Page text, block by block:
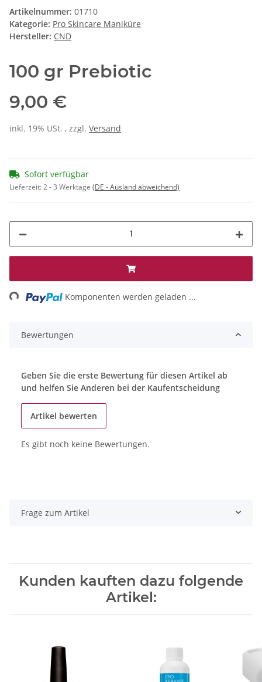
Artikelnummer: 01710
Kategorie: Pro Skincare Maniküre
Hersteller: CND
100 gr Prebiotic
9,00 €
inkl. 19% USt. , zzgl. Versand
Sofort verfügbar
Lieferzeit:2 - 3 Werktage (DE - Ausland abweichend)
Komponenten werden geladen ...
Bewertungen
Geben Sie die erste Bewertung für diesen Artikel ab
und helfen Sie Anderen bei der Kaufentscheidung
Artikel bewerten
Es gibt noch keine Bewertungen.
Frage zum Artikel
Kunden kauften dazu folgende
Artikel: